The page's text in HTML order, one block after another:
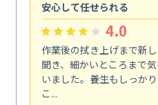
安心して任せられる
4.0
作業後の拭き上げまで新
聞き、細かいところまで
いました。養生もしっか
こ...